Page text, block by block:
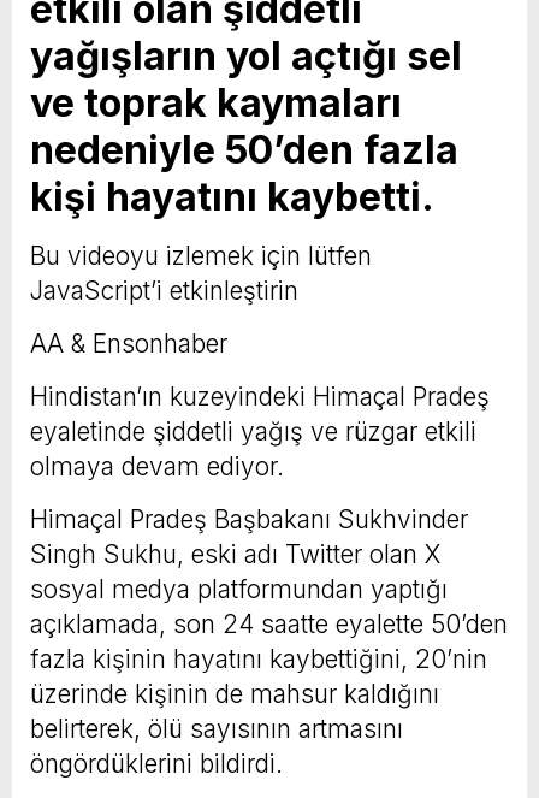
yağışların yol açtığı sel
ve toprak kaymaları
nedeniyle 50’den fazla
kişi hayatını kaybetti.
Bu videoyu izlemek için lütfen
JavaScript’i etkinleştirin
AA & Ensonhaber
Hindistan’ın kuzeyindeki Himaçal Pradeş
eyaletinde şiddetli yağış ve rüzgar etkili
olmaya devam ediyor.
Himaçal Pradeş Başbakanı Sukhvinder
Singh Sukhu, eski adı Twitter olan X
sosyal medya platformundan yaptığı
açıklamada, son 24 saatte eyalette 50’den
fazla kişinin hayatını kaybettiğini, 20’nin
üzerinde kişinin de mahsur kaldığını
belirterek, ölü sayısının artmasını
öngördüklerini bildirdi.